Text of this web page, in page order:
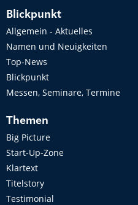
Blickpunkt
Allgemein - Aktuelles
Namen und Neuigkeiten
Top-News
Blickpunkt
Messen, Seminare, Termine
Themen
Big Picture
Start-Up-Zone
Klartext
Titelstory
Testimonial